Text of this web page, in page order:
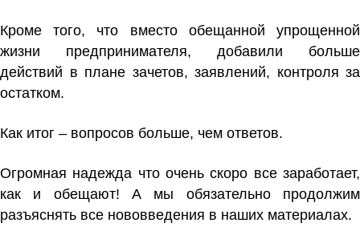
Кроме того, что вместо обещанной упрощенной
жизни предпринимателя, добавили больше
действий в плане зачетов, заявлений, контроля за
остатком.
Как итог – вопросов больше, чем ответов.
Огромная надежда что очень скоро все заработает,
как и обещают! А мы обязательно продолжим
разъяснять все нововведения в наших материалах.